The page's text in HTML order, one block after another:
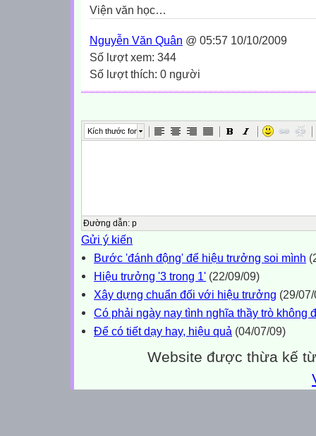
Viện văn học…
Nguyễn Văn Quân @ 05:57 10/10/2009
Số lượt xem: 344
Số lượt thích: 0 người
Kích thước font
Đường dẫn: p
Gửi ý kiến
Bước 'đánh động' để hiệu trưởng soi mình
Hiệu trưởng '3 trong 1' (22/09/09)
Xây dựng chuẩn đối với hiệu trưởng (29/
Có phải ngày nay tình nghĩa thầy trò không
Để có tiết dạy hay, hiệu quả (04/07/09)
Website được thừa kế